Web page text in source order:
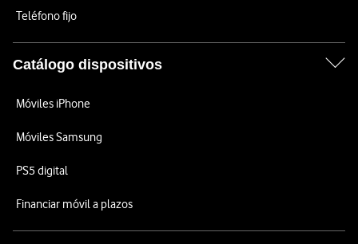
Teléfono fijo
Catálogo dispositivos
Móviles iPhone
Móviles Samsung
PS5 digital
Financiar móvil a plazos